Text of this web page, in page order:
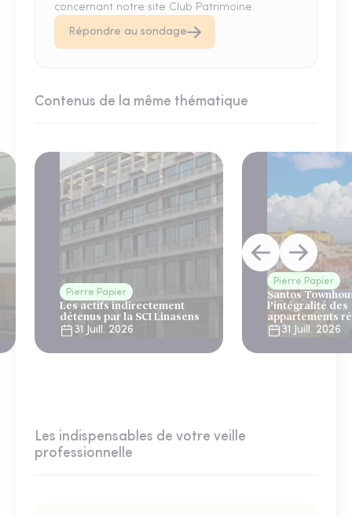
concernant notre site Club Patrimoine.
Répondre au sondage
Contenus de la même thématique
Pierre Papier
Les actifs indirectement
détenus par la SCI Linasens
31 Juill. 2026
Pierre Papier
Santos
l’intégralité des
appartements
Lisbonne
31 Juill. 2026
Les indispensables de votre veille
professionnelle